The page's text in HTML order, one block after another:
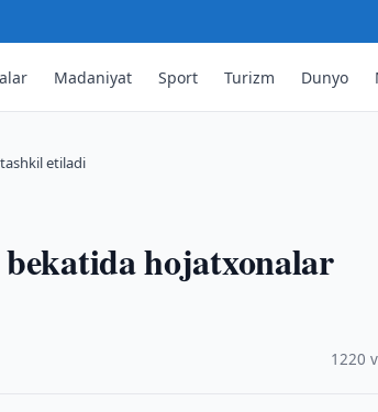
Madaniyat Sport Turizm Dunyo
etiladi
hojatxonalar
1220